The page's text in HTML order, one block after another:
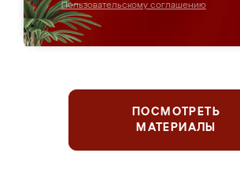
Пользовательскому соглашению
ПОСМОТРЕТЬ
МАТЕРИАЛЫ